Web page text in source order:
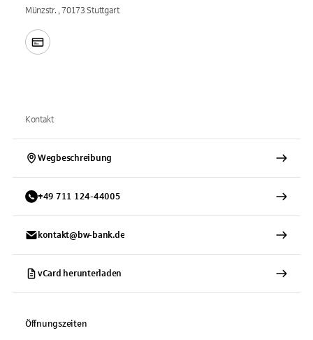
Münzstr. , 70173 Stuttgart
Kontakt
Wegbeschreibung
+49 711 124-44005
kontakt@bw-bank.de
vCard herunterladen
Öffnungszeiten